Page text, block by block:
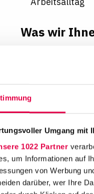
Umgang mit
1022 Partner
um Informationen auf
von Werbung
darüber, wer Ihre
Was wir
Work-Life-
Wellbeing-
Pflege durch
Attraktive
Benefits wie